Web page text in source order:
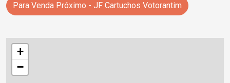
Para Venda Próximo - JF Cartuchos Votorantim
+
−